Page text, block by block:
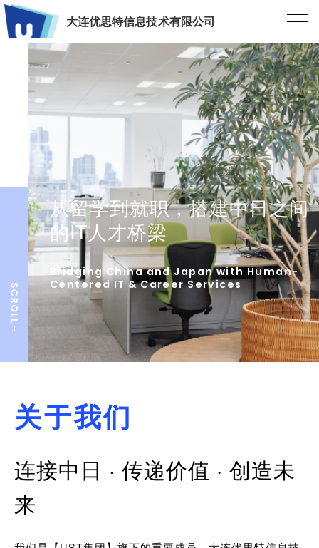
大连优思特信息技术有限公司
从留学到就职，搭建中日之间
的IT人才桥梁
Bridging China and Japan with Human-
Centered IT & Career Services
关于我们
连接中日 · 传递价值 · 创造未
来